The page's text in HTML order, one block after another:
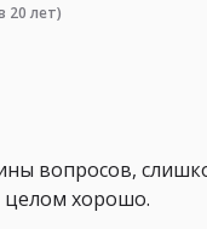
20 лет)
вопросов,
целом хорошо.